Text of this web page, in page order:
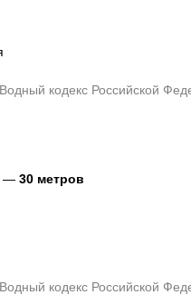
кодекс Российской
— 30 метров
кодекс Российской